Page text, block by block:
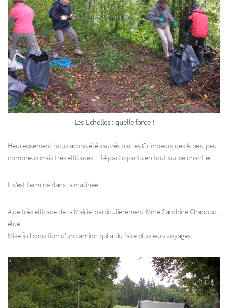
Les Echelles : quelle force !
Heureusement nous avons été sauvés par les Grimpeurs des Alpes, peu
nombreux mais très efficaces _ 14 participants en tout sur ce chantier.
Il s’est terminé dans la matinée.
Aide très efficace de la Mairie, particulièrement Mme Sandrine Chaboud,
élue.
Mise à disposition d’un camion qui a du faire plusieurs voyages..